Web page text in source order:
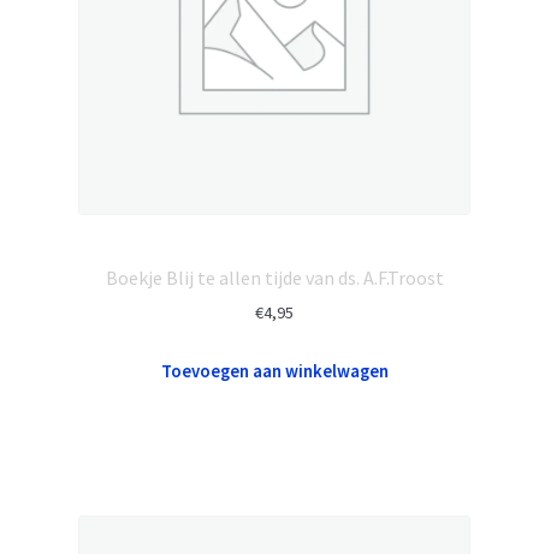
Boekje Blij te allen tijde van ds. A.F.Troost
€4,95
Toevoegen aan winkelwagen